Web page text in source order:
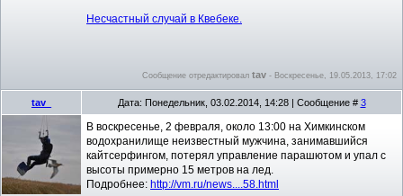
Несчастный случай в Квебеке.
Сообщение отредактировал tav - Воскресенье, 19.05.2013, 17:02
tav_ Дата: Понедельник, 03.02.2014, 14:28 | Сообщение # 3
В воскресенье, 2 февраля, около 13:00 на Химкинском
водохранилище неизвестный мужчина, занимавшийся
кайтсерфингом, потерял управление парашютом и упал с
высоты примерно 15 метров на лед.
Подробнее: http://vm.ru/news....58.html